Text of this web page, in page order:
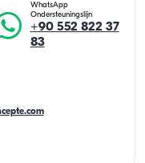
WhatsApp
Ondersteuningslijn
+90 552 822 37
83